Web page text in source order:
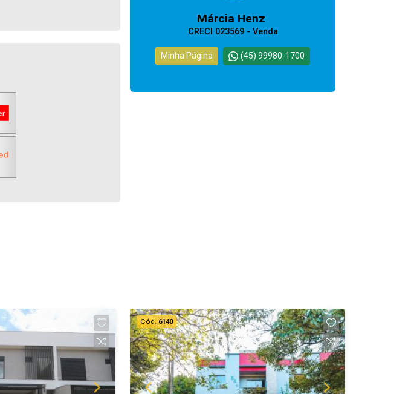
Márcia Henz
CRECI 023569 - Venda
Minha Página (45) 99980-1700
Cód.6140